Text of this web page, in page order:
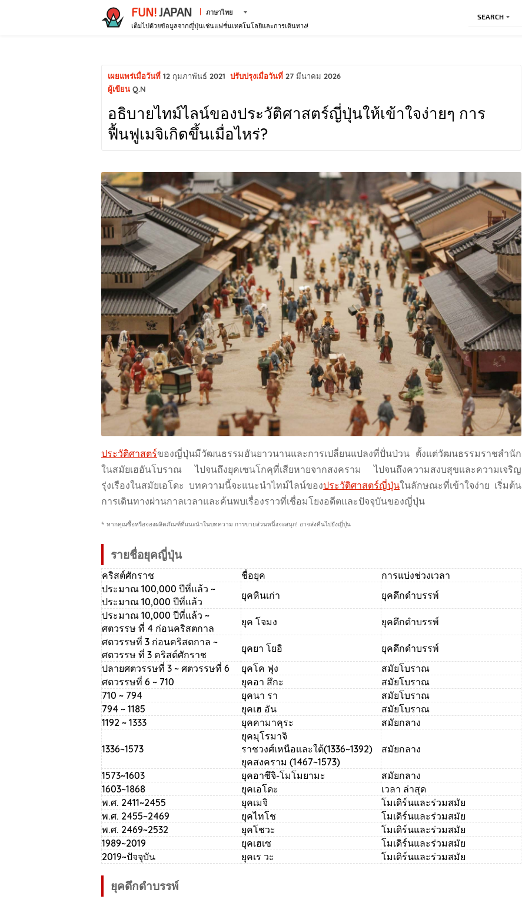
FUN! JAPAN ภาษาไทย
เต็มไปด้วยข้อมูลจากญี่ปุ่นเช่นแฟชั่นเทคโนโลยีและการเดินทาง!
SEARCH
เผยแพร่เมื่อวันที่ 12 กุมภาพันธ์ 2021 ปรับปรุงเมื่อวันที่ 27 มีนาคม 2026
ผู้เขียน Q.N
อธิบายไทม์ไลน์ของประวัติศาสตร์ญี่ปุ่นให้เข้าใจง่ายๆ การ
ฟื้นฟูเมจิเกิดขึ้นเมื่อไหร่?
ประวัติศาสตร์ของญี่ปุ่นมีวัฒนธรรมอันยาวนานและการเปลี่ยนแปลงที่ปั่นป่วน ตั้งแต่วัฒนธรรมราชสํานัก
ในสมัยเฮอันโบราณ ไปจนถึงยุคเซนโกคุที่เสียหายจากสงคราม ไปจนถึงความสงบสุขและความเจริญ
รุ่งเรืองในสมัยเอโดะ บทความนี้จะแนะนําไทม์ไลน์ของประวัติศาสตร์ญี่ปุ่นในลักษณะที่เข้าใจง่าย เริ่มต้น
การเดินทางผ่านกาลเวลาและค้นพบเรื่องราวที่เชื่อมโยงอดีตและปัจจุบันของญี่ปุ่น
* หากคุณซื้อหรือจองผลิตภัณฑ์ที่แนะนําในบทความ การขายส่วนหนึ่งจะสนุก! อาจส่งคืนไปยังญี่ปุ่น
รายชื่อยุคญี่ปุ่น
คริสต์ศักราช ชื่อยุค
การแบ่งช่วงเวลา
ประมาณ 100,000 ปีที่แล้ว ~
ประมาณ 10,000 ปีที่แล้ว
ยุคหินเก่า
ยุคดึกดําบรรพ์
ประมาณ 10,000 ปีที่แล้ว ~
ศตวรรษ ที่ 4 ก่อนคริสตกาล
ยุค โจมง
ยุคดึกดําบรรพ์
ศตวรรษที่ 3 ก่อนคริสตกาล ~
ศตวรรษ ที่ 3 คริสต์ศักราช
ยุคยา โยอิ
ยุคดึกดําบรรพ์
ปลายศตวรรษที่ 3 ~ ศตวรรษที่ 6
ยุคโค ฟุง
สมัยโบราณ
ศตวรรษที่ 6 ~ 710
ยุคอา สึกะ
สมัยโบราณ
710 ~ 794
ยุคนา รา
สมัยโบราณ
794 ~ 1185
ยุคเฮ อัน
สมัยโบราณ
1192 ~ 1333
ยุคคามาคุระ สมัยกลาง
1336~1573
ยุคมุโรมาจิ
ราชวงศ์เหนือและใต้(1336~1392)
ยุคสงคราม (1467~1573)
สมัยกลาง
1573~1603 ยุคอาซึจิ-โมโมยามะ
สมัยกลาง
1603~1868
ยุคเอโดะ
เวลา ล่าสุด
พ.ศ. 2411~2455
ยุคเมจิ
โมเดิร์นและร่วมสมัย
พ.ศ. 2455~2469
ยุคไทโช
โมเดิร์นและร่วมสมัย
พ.ศ. 2469~2532
ยุคโชวะ
โมเดิร์นและร่วมสมัย
1989~2019
ยุคเฮเซ
โมเดิร์นและร่วมสมัย
2019~ปัจจุบัน
ยุคเร วะ โมเดิร์นและร่วมสมัย
ยุคดึกดําบรรพ์